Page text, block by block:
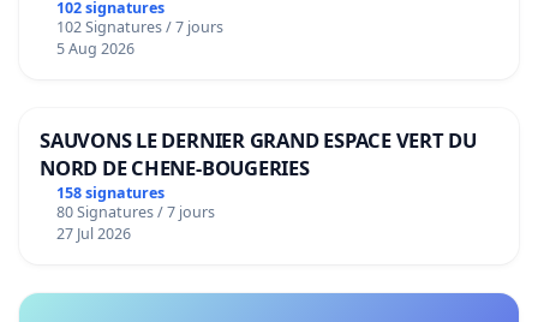
102 signatures
102 Signatures / 7 jours
5 Aug 2026
SAUVONS LE DERNIER GRAND ESPACE VERT DU
NORD DE CHENE-BOUGERIES
158 signatures
80 Signatures / 7 jours
27 Jul 2026